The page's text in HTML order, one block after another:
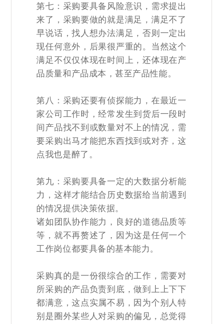
第七：采购要具备风险意识，需求提出
来了，采购要做的就是满足，满足不了
早说话，找人想办法满足，否则一定出
现任何意外，后果很严重的。当然这个
满足不仅仅体现在时间上，还体现在产
品质量和产品成本，甚至产品性能。
第八：采购还要有侦探能力，在最近一
家公司工作时，经常发生到货后一段时
间产品找不到或数量对不上的情况，需
要采购出马才能把东西找到或对齐，这
点我也是醉了。
第九：采购要具备一定的大数据分析能
力，这样才能结合历史数据给当前遇到
的情况提供决策依据。
诸如团队协作能力，良好的道德品质等
等，就不再赘述了，因为这是任何一个
工作岗位都要具备的基本能力。
采购真的是一份很综合的工作，需要对
所采购的产品负责到底，做到上上下下
都满意，这点实属不易，因为个别人特
别是圈外某些人对采购的偏见，总觉得